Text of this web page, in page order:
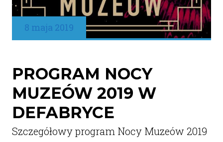
8 maja 2019
PROGRAM NOCY
MUZEÓW 2019 W
DEFABRYCE
Szczegółowy program Nocy Muzeów 2019